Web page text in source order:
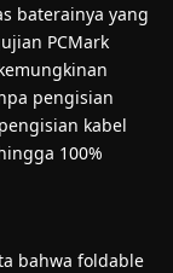
baterainya yang
PCMark
pengisian
kabel
100%
bahwa foldable